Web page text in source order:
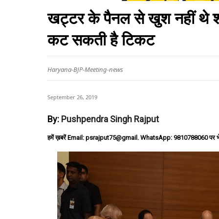
खट्टर के पैनल से खुश नहीं थे
कट सकती है टिकट
Haryana-BJP-Meeting-news
September 26, 2019
By: Pushpendra Singh Rajput
हमें ख़बरें Email: psrajput75@gmail. WhatsApp: 9810788060